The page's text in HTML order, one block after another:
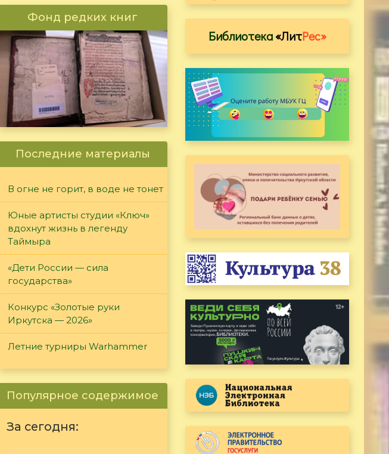
Фонд редких книг
Последние материалы
В огне не горит, в воде не тонет
Юные артисты студии «Ключ»
вдохнут жизнь в легенду
Таймыра
«Дети России — сила
государства»
Конкурс «Золотые руки
Иркутска — 2026»
Летние турниры Warhammer
Популярное содержимое
За сегодня:
Библиотека«ЛитРес»